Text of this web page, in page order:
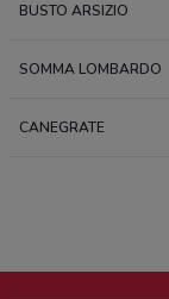
BUSTO ARSIZIO
SOMMA LOMBARDO
CANEGRATE